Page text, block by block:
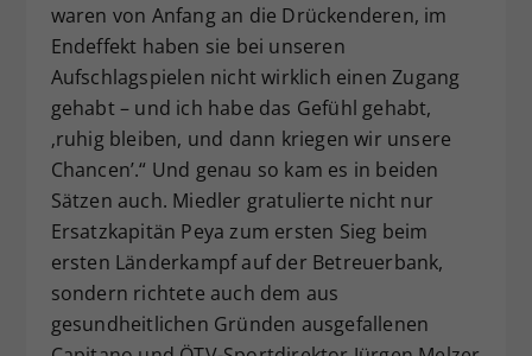
waren von Anfang an die Drückenderen, im
Endeffekt haben sie bei unseren
Aufschlagspielen nicht wirklich einen Zugang
gehabt – und ich habe das Gefühl gehabt,
‚ruhig bleiben, und dann kriegen wir unsere
Chancen’.“ Und genau so kam es in beiden
Sätzen auch. Miedler gratulierte nicht nur
Ersatzkapitän Peya zum ersten Sieg beim
ersten Länderkampf auf der Betreuerbank,
sondern richtete auch dem aus
gesundheitlichen Gründen ausgefallenen